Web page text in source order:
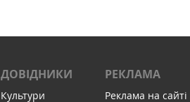
ДОВІДНИКИ
Культури
РЕКЛАМА
Реклама на сайті